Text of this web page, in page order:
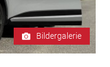
Bildergalerie